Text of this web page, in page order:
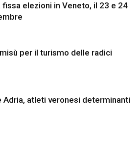
fissa elezioni in Veneto, il 23 e 24
per il turismo delle radici
Adria, atleti veronesi determinanti